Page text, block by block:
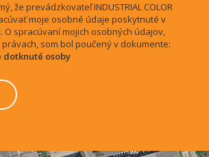
že prevádzkovateľ INDUSTRIAL COLOR
moje osobné údaje poskytnuté v
O spracúvaní mojich osobných údajov,
som bol poučený v dokumente:
osoby